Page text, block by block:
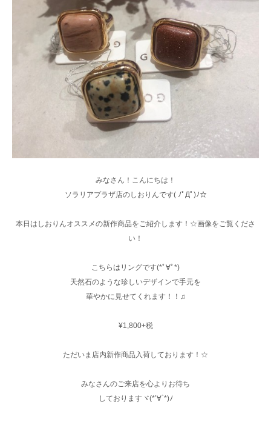
みなさん！こんにちは！
ソラリアプラザ店のしおりんです( ﾉﾟДﾟ)ﾉ☆
本日はしおりんオススメの新作商品をご紹介します！☆画像をご覧くださ
い！
こちらはリングです(*ﾟ∀ﾟ*)
天然石のような珍しいデザインで手元を
華やかに見せてくれます！！♫
¥1,800+税
ただいま店内新作商品入荷しております！☆
みなさんのご来店を心よりお待ち
しておりますヾ(*’∀`*)ﾉ